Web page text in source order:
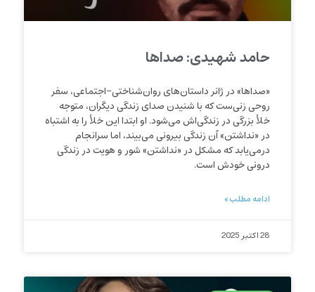
حامد شهیدی: صداها
«صداها» در ژانر داستان‌های روان‌شناختی-اجتماعی، سفر
روحی زنی‌ست که با شنیدن صدای زندگی دیگران، متوجه
خلأ بزرگی در زندگی‌اش می‌شود. او ابتدا این خلأ را به اشتباه
در «نداشتن» آن زندگی بیرونی می‌بیند، اما سرانجام
درمی‌یابد که مشکل در «نداشتن» شور و هویت در زندگی
درونی خودش است.
ادامه مطلب »
28 اکتبر 2025